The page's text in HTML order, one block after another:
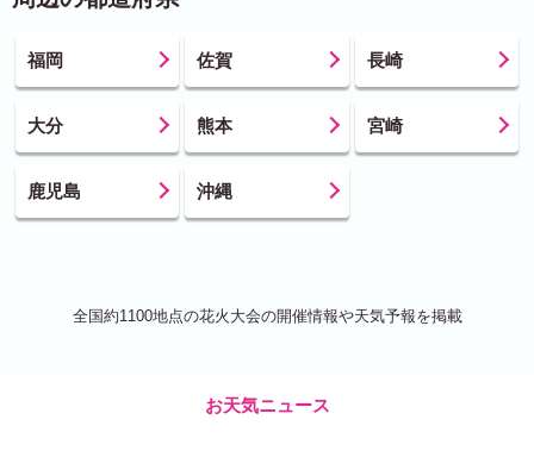
福岡 佐賀 長崎
大分 熊本 宮崎
鹿児島 沖縄
全国約1100地点の花火大会の開催情報や天気予報を掲載
お天気ニュース